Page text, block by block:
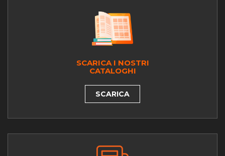
SCARICA I NOSTRI
CATALOGHI
SCARICA